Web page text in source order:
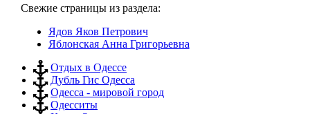
Свежие страницы из раздела:
Ядов Яков Петрович
Яблонская Анна Григорьевна
Отдых в Одессе
Дубль Гис Одесса
Одесса - мировой город
Одесситы